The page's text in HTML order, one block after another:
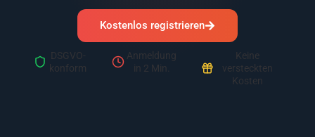
Kostenlos registrieren
DSGVO-
konform
Anmeldung
in 2 Min.
Keine
versteckten
Kosten